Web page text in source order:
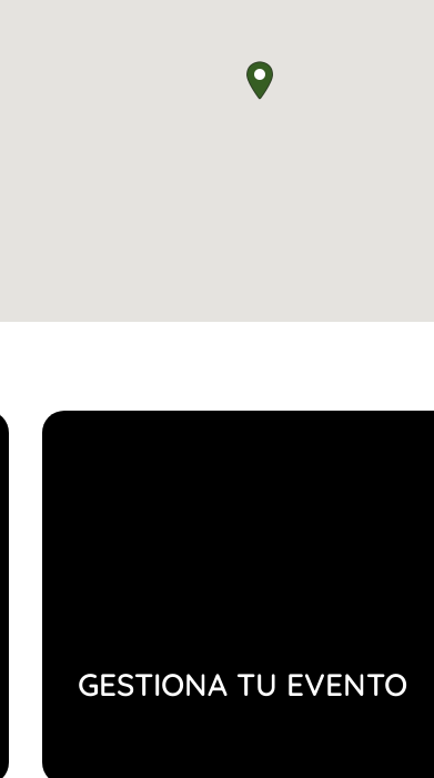
GESTIONA TU EVENTO